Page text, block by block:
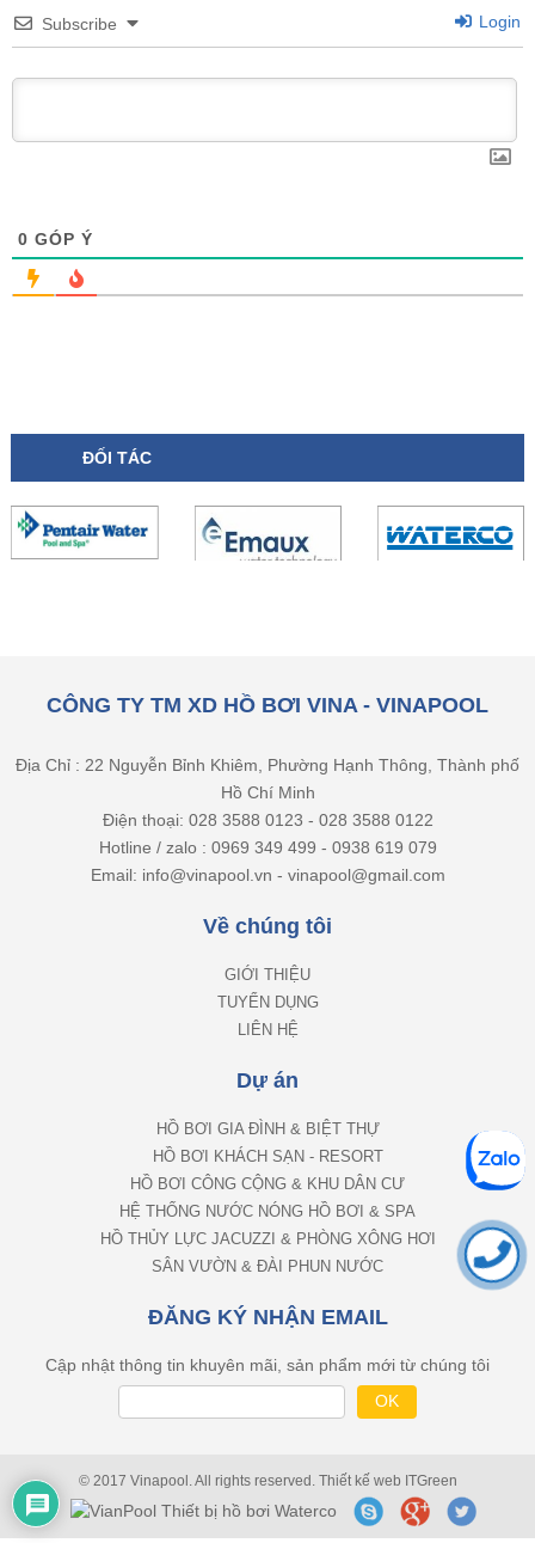
Subscribe Login
0 GÓP Ý
ĐỐI TÁC
CÔNG TY TM XD HỒ BƠI VINA - VINAPOOL
Địa Chỉ : 22 Nguyễn Bỉnh Khiêm, Phường Hạnh Thông, Thành phố
Hồ Chí Minh
Điện thoại: 028 3588 0123 - 028 3588 0122
Hotline / zalo : 0969 349 499 - 0938 619 079
Email: info@vinapool.vn - vinapool@gmail.com
Về chúng tôi
GIỚI THIỆU
TUYỂN DỤNG
LIÊN HỆ
Dự án
HỒ BƠI GIA ĐÌNH & BIỆT THỰ
HỒ BƠI KHÁCH SẠN - RESORT
HỒ BƠI CÔNG CỘNG & KHU DÂN CƯ
HỆ THỐNG NƯỚC NÓNG HỒ BƠI & SPA
HỒ THỦY LỰC JACUZZI & PHÒNG XÔNG HƠI
SÂN VƯỜN & ĐÀI PHUN NƯỚC
ĐĂNG KÝ NHẬN EMAIL
Cập nhật thông tin khuyên mãi, sản phẩm mới từ chúng tôi
© 2017 Vinapool. All rights reserved. Thiết kế web ITGreen